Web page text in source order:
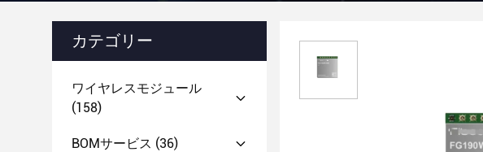
カテゴリー
ワイヤレスモジュール
(158)
BOMサービス (36)